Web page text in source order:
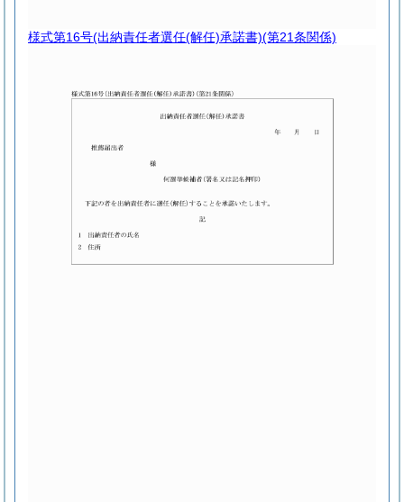
様式第16号(出納責任者選任(解任)承諾書)(第21条関係)